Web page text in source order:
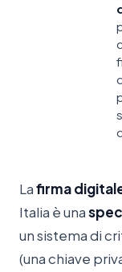
Lafirma
Italia è una
un sistema di
(una chiave